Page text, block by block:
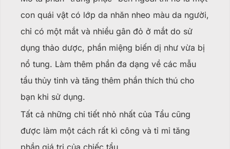
con quái vật có lớp da nhăn nheo màu da người,
chỉ có một mắt và nhiều gân đỏ ở mắt do sử
dụng thảo dược, phần miệng biến dị như vừa bị
nổ tung. Làm thêm phần đa dạng về các mẫu
tẩu thủy tinh và tăng thêm phần thích thú cho
bạn khi sử dụng.
Tất cả những chi tiết nhỏ nhất của Tẩu cũng
được làm một cách rất kì công và tỉ mỉ tăng
phần giá trị của chiếc tẩu.